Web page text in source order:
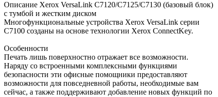
Описание Xerox VersaLink C7120/C7125/C7130 (базовый блок)
с тумбой и жестким диском
Многофункциональные устройства Xerox VersaLink серии
C7100 созданы на основе технологии Xerox ConnectKey.
Особенности
Печать лишь поверхностно отражает все возможности.
Наряду со встроенными комплексными функциями
безопасности эти офисные помощники предоставляют
возможности для повседневной работы, необходимые вам
сейчас, а также поддерживают добавление новых функций по